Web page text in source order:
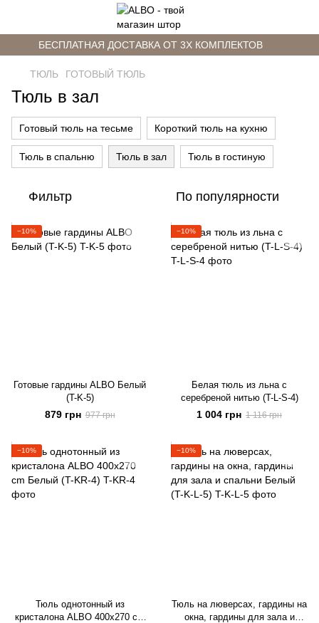
БЕСПЛАТНАЯ ДОСТАВКА ОТ 3Х КОМПЛЕКТОВ
ТЮЛЬ ГОТОВЫЙ ТЮЛЬ
Тюль в зал
Готовый тюль на тесьме Короткий тюль на кухню
Тюль в спальню Тюль в зал Тюль в гостиную
Фильтр По популярности
−10%
Готовые гардины ALBO Белый
(T-K-5)
879 грн 977 грн
−10%
Белая тюль из льна с
серебреной нитью (T-L-S-4)
1 004 грн 1 116 грн
−10%
Тюль однотонный из
кристалона ALBO 400x270 cm
−10%
Тюль на люверсах, гардины на
окна, гардины для зала и